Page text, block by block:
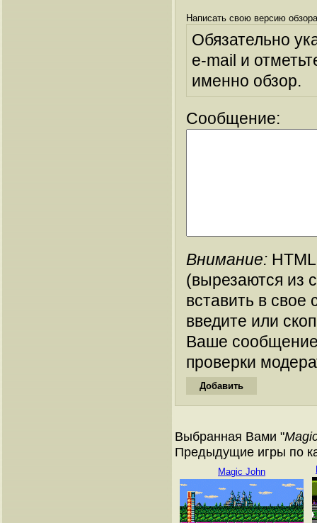
Написать свою версию
Обязательно
e-mail и
именно обзор.
Сообщение:
Внимание:
(вырезаются из
вставить в
введите или
Ваше
проверки
Выбранная Вами "
Предыдущие игры по
Magic John